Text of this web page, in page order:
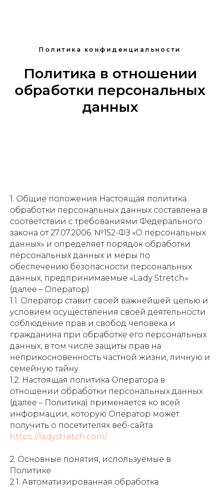
Политика конфиденциальности
Политика в отношении
обработки персональных
данных
1. Общие положения Настоящая политика
обработки персональных данных составлена в
соответствии с требованиями Федерального
закона от 27.07.2006. №152-ФЗ «О персональных
данных» и определяет порядок обработки
персональных данных и меры по
обеспечению безопасности персональных
данных, предпринимаемые «Lady Stretch»
(далее – Оператор).
1.1. Оператор ставит своей важнейшей целью и
условием осуществления своей деятельности
соблюдение прав и свобод человека и
гражданина при обработке его персональных
данных, в том числе защиты прав на
неприкосновенность частной жизни, личную и
семейную тайну.
1.2. Настоящая политика Оператора в
отношении обработки персональных данных
(далее – Политика) применяется ко всей
информации, которую Оператор может
получить о посетителях веб-сайта
https://ladystretch.com/
2. Основные понятия, используемые в
Политике
2.1. Автоматизированная обработка